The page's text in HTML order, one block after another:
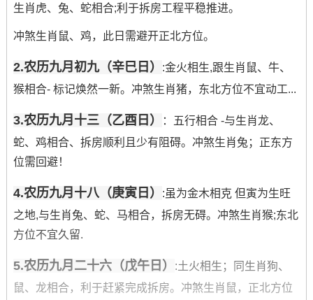
生肖虎、兔、蛇相合;利于拆房工程平稳推进。
冲煞生肖鼠、鸡，此日需避开正北方位。
2.农历九月初九（辛巳日）
:金火相生,跟生肖鼠、牛、
猴相合- 标记焕然一新。冲煞生肖猪，东北方位不宜动工...
3.农历九月十三（乙酉日）
：五行相合 -与生肖龙、
蛇、鸡相合、拆房顺利且少有阻碍。冲煞生肖兔；正东方
位需回避！
4.农历九月十八（庚寅日）
:虽为金木相克 但寅为生旺
之地,与生肖兔、蛇、马相合，拆房无碍。冲煞生肖猴;东北
方位不宜久留.
5.农历九月二十六（戊午日）
:土火相生；同生肖狗、
鼠、龙相合，利于赶紧完成拆房。冲煞生肖鼠，正北方位